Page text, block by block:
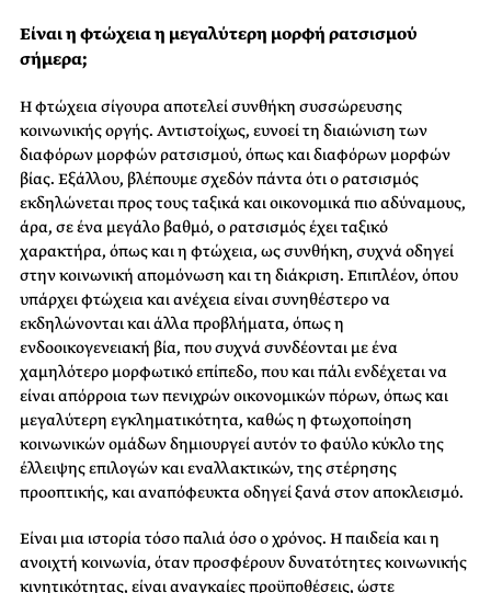
Είναι η φτώχεια η μεγαλύτερη μορφή ρατσισμού
σήμερα;
Η φτώχεια σίγουρα αποτελεί συνθήκη συσσώρευσης
κοινωνικής οργής. Αντιστοίχως, ευνοεί τη διαιώνιση των
διαφόρων μορφών ρατσισμού, όπως και διαφόρων μορφών
βίας. Εξάλλου, βλέπουμε σχεδόν πάντα ότι ο ρατσισμός
εκδηλώνεται προς τους ταξικά και οικονομικά πιο αδύναμους,
άρα, σε ένα μεγάλο βαθμό, ο ρατσισμός έχει ταξικό
χαρακτήρα, όπως και η φτώχεια, ως συνθήκη, συχνά οδηγεί
στην κοινωνική απομόνωση και τη διάκριση. Επιπλέον, όπου
υπάρχει φτώχεια και ανέχεια είναι συνηθέστερο να
εκδηλώνονται και άλλα προβλήματα, όπως η
ενδοοικογενειακή βία, που συχνά συνδέονται με ένα
χαμηλότερο μορφωτικό επίπεδο, που και πάλι ενδέχεται να
είναι απόρροια των πενιχρών οικονομικών πόρων, όπως και
μεγαλύτερη εγκληματικότητα, καθώς η φτωχοποίηση
κοινωνικών ομάδων δημιουργεί αυτόν το φαύλο κύκλο της
έλλειψης επιλογών και εναλλακτικών, της στέρησης
προοπτικής, και αναπόφευκτα οδηγεί ξανά στον αποκλεισμό.
Είναι μια ιστορία τόσο παλιά όσο ο χρόνος. Η παιδεία και η
ανοιχτή κοινωνία, όταν προσφέρουν δυνατότητες κοινωνικής
κινητικότητας, είναι αναγκαίες προϋποθέσεις, ώστε